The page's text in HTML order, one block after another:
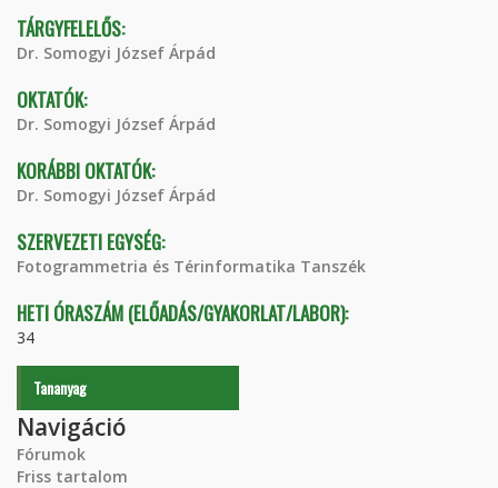
TÁRGYFELELŐS:
Dr. Somogyi József Árpád
OKTATÓK:
Dr. Somogyi József Árpád
KORÁBBI OKTATÓK:
Dr. Somogyi József Árpád
SZERVEZETI EGYSÉG:
Fotogrammetria és Térinformatika Tanszék
HETI ÓRASZÁM (ELŐADÁS/GYAKORLAT/LABOR):
34
Tananyag
Navigáció
Fórumok
Friss tartalom